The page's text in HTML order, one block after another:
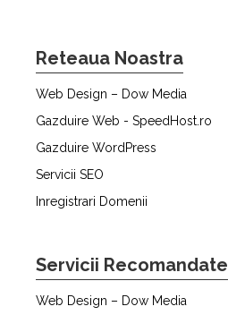
Reteaua Noastra
Web Design – Dow Media
Gazduire Web - SpeedHost.ro
Gazduire WordPress
Servicii SEO
Inregistrari Domenii
Servicii Recomandate
Web Design – Dow Media